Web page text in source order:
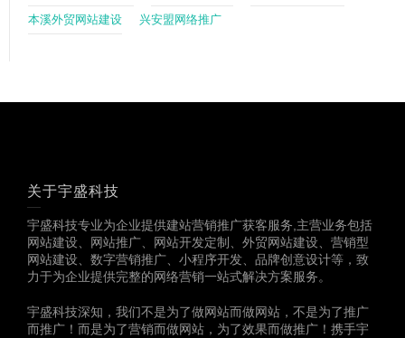
本溪外贸网站建设 兴安盟网络推广
关于宇盛科技
宇盛科技专业为企业提供建站营销推广获客服务,主营业务包括
网站建设、网站推广、网站开发定制、外贸网站建设、营销型
网站建设、数字营销推广、小程序开发、品牌创意设计等，致
力于为企业提供完整的网络营销一站式解决方案服务。
宇盛科技深知，我们不是为了做网站而做网站，不是为了推广
而推广！而是为了营销而做网站，为了效果而做推广！携手宇